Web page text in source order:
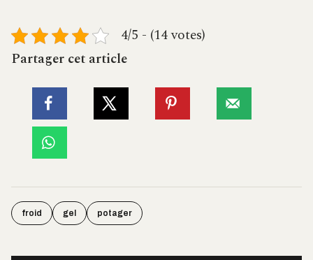
4/5 - (14 votes)
Partager cet article
froid gel potager